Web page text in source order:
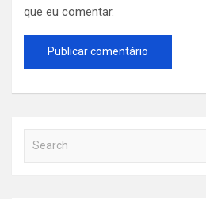
que eu comentar.
a